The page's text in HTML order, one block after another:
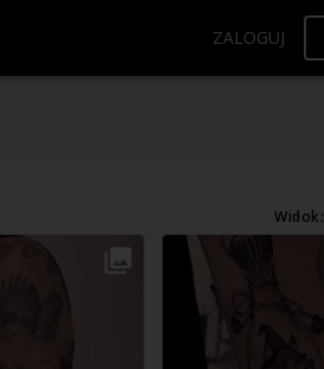
ZALOGUJ
Widok: